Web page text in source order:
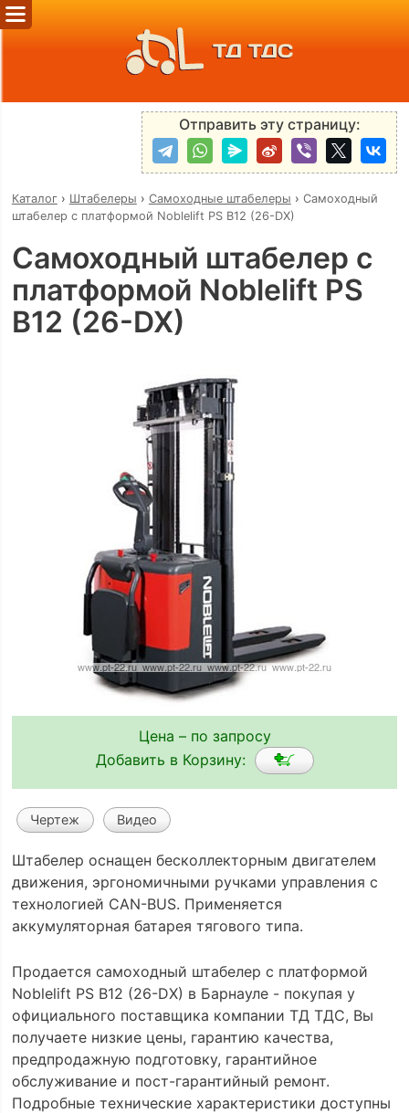
ТД ТДС
Отправить эту страницу:
Каталог› Штабелеры › Самоходные штабелеры › Самоходный
штабелер с платформой Noblelift PS B12 (26-DX)
Самоходный штабелер с
платформой Noblelift PS
B12 (26-DX)
Цена – по запросу
Добавить в Корзину:
Чертеж Видео
Штабелер оснащен бесколлекторным двигателем
движения, эргономичными ручками управления с
технологией CAN-BUS. Применяется
аккумуляторная батарея тягового типа.
Продается самоходный штабелер с платформой
Noblelift PS B12 (26-DX) в Барнауле - покупая у
официального поставщика компании ТД ТДС, Вы
получаете низкие цены, гарантию качества,
предпродажную подготовку, гарантийное
обслуживание и пост-гарантийный ремонт.
Подробные технические характеристики доступны